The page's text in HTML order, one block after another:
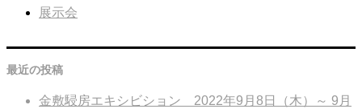
展示会
最近の投稿
金敷駸房エキシビション 2022年9月8日（木）～ 9月